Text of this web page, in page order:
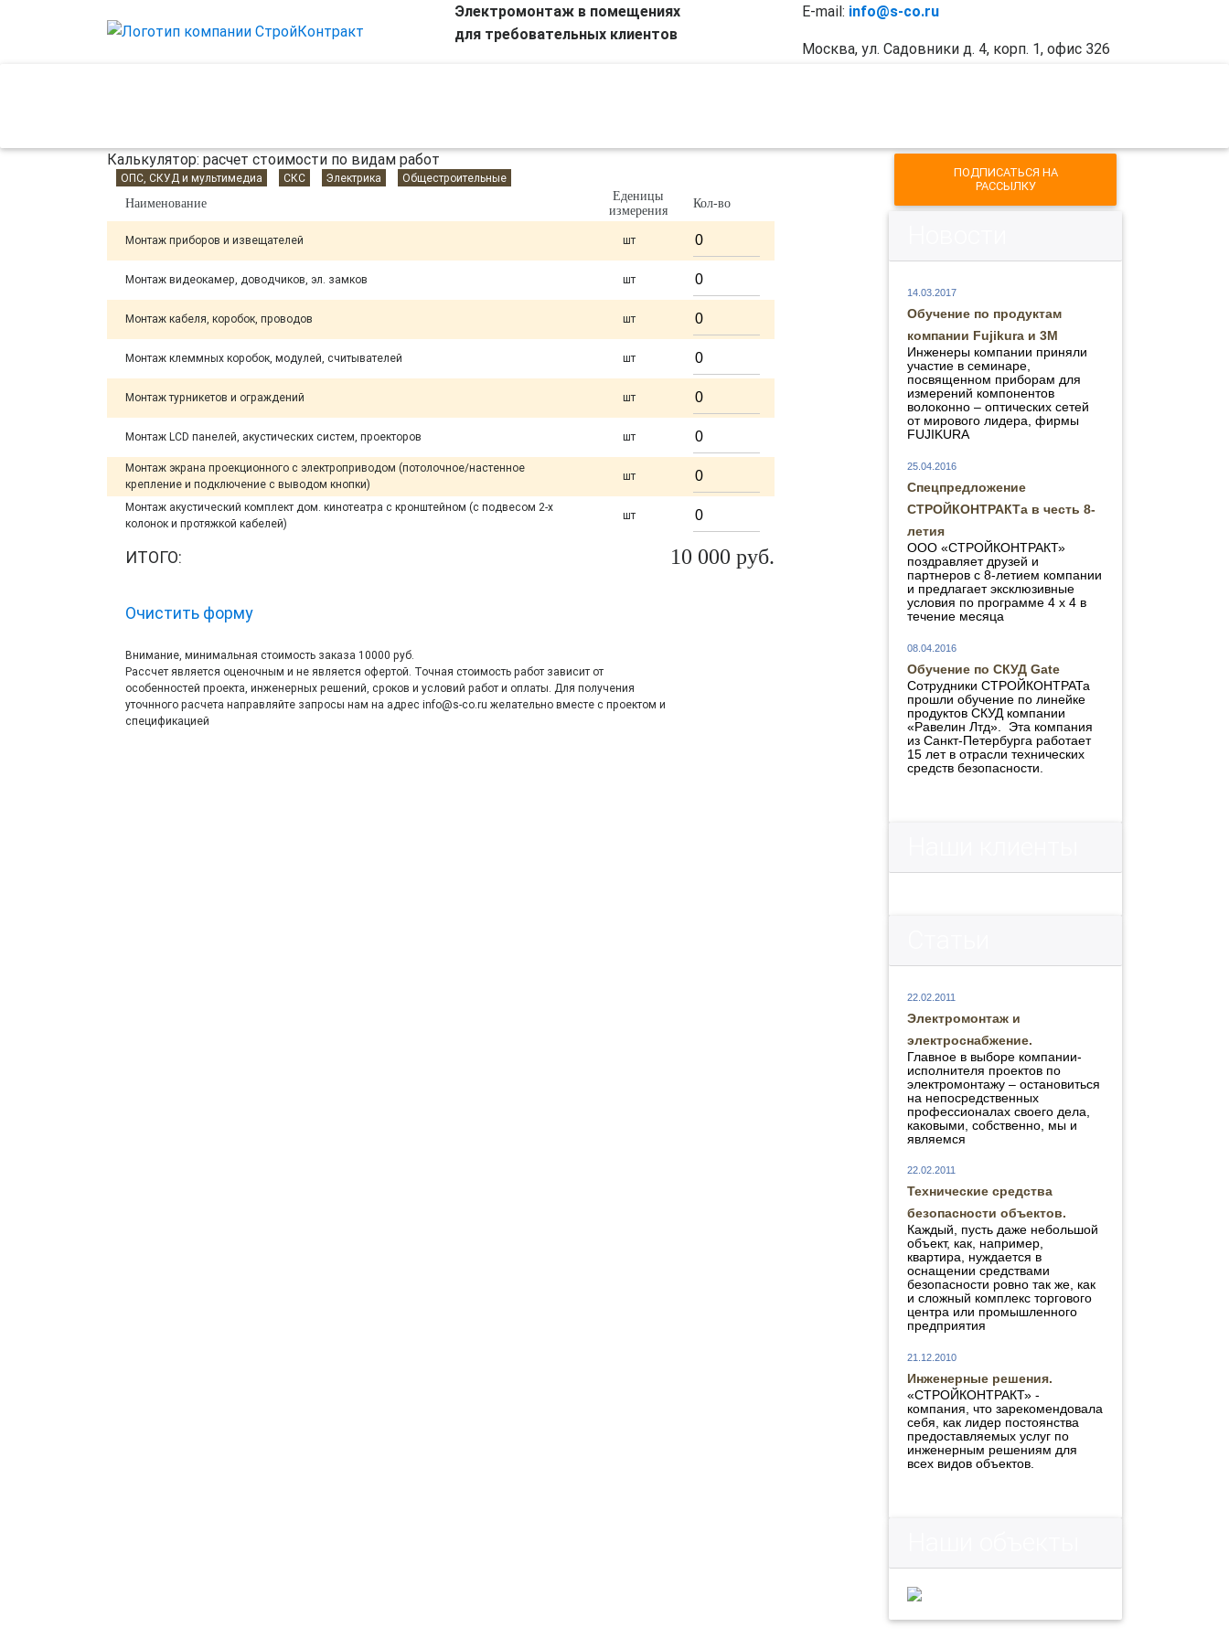
Электромонтаж в помещениях
для требовательных клиентов
E-mail: info@s-co.ru
Москва, ул. Садовники д. 4, корп. 1, офис 326
Калькулятор: расчет стоимости по видам работ
ОПС, СКУД и мультимедиа СКС Электрика
Общестроительные
Наименование
Еденицы
измерения
Кол-во
Монтаж приборов и извещателей шт
Монтаж видеокамер, доводчиков, эл. замков шт
Монтаж кабеля, коробок, проводов шт
Монтаж клеммных коробок, модулей, считывателей шт
Монтаж турникетов и ограждений шт
Монтаж LCD панелей, акустических систем, проекторов шт
Монтаж экрана проекционного с электроприводом (потолочное/настенное
крепление и подключение с выводом кнопки)
шт
Монтаж акустический комплект дом. кинотеатра с кронштейном (с подвесом 2-х
колонок и протяжкой кабелей)
шт
ИТОГО: 10 000 руб.
Очистить форму
Внимание, минимальная стоимость заказа 10000 руб.
Рассчет является оценочным и не является офертой. Точная стоимость работ зависит от
особенностей проекта, инженерных решений, сроков и условий работ и оплаты. Для получения
уточнного расчета направляйте запросы нам на адрес info@s-co.ru желательно вместе с проектом и
спецификацией
ПОДПИСАТЬСЯ НА
РАССЫЛКУ
14.03.2017
Обучение по продуктам
компании Fujikura и 3М
Инженеры компании приняли
участие в семинаре,
посвященном приборам для
измерений компонентов
волоконно – оптических сетей
от мирового лидера, фирмы
FUJIKURA
25.04.2016
Спецпредложение
СТРОЙКОНТРАКТа в честь 8-
летия
ООО «СТРОЙКОНТРАКТ»
поздравляет друзей и
партнеров с 8-летием компании
и предлагает эксклюзивные
условия по программе 4 х 4 в
течение месяца
08.04.2016
Обучение по СКУД Gate
Сотрудники СТРОЙКОНТРАТа
прошли обучение по линейке
продуктов СКУД компании
«Равелин Лтд». Эта компания
из Санкт-Петербурга работает
15 лет в отрасли технических
средств безопасности.
22.02.2011
Электромонтаж и
электроснабжение.
Главное в выборе компании-
исполнителя проектов по
электромонтажу – остановиться
на непосредственных
профессионалах своего дела,
каковыми, собственно, мы и
являемся
22.02.2011
Технические средства
безопасности объектов.
Каждый, пусть даже небольшой
объект, как, например,
квартира, нуждается в
оснащении средствами
безопасности ровно так же, как
и сложный комплекс торгового
центра или промышленного
предприятия
21.12.2010
Инженерные решения.
«СТРОЙКОНТРАКТ» -
компания, что зарекомендовала
себя, как лидер постоянства
предоставляемых услуг по
инженерным решениям для
всех видов объектов.